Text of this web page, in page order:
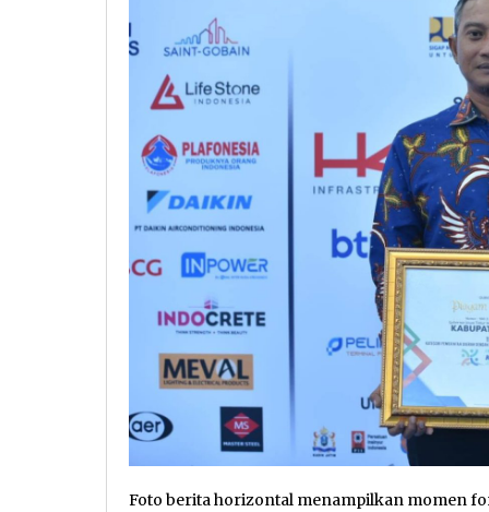
Foto berita horizontal menampilkan momen